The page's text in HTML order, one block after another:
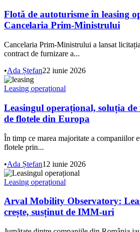
Flotă de autoturisme în leasing
Cancelaria Prim-Ministrului
Cancelaria Prim-Ministrului a lansat
contract de furnizare a...
•Ada Ștefan22 iunie 2026
Leasing operaţional
Leasingul operațional, soluția
de flotele din Europa
În timp ce marea majoritate a companiilor
flotele prin...
•Ada Ștefan12 iunie 2026
Leasing operaţional
Arval Mobility Observatory:
crește, susținut de IMM-uri